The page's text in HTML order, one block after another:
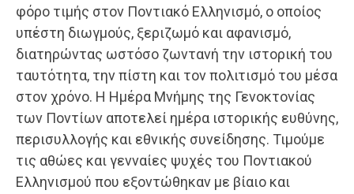
φόρο τιμής στον Ποντιακό Ελληνισμό, ο οποίος
υπέστη διωγμούς, ξεριζωμό και αφανισμό,
διατηρώντας ωστόσο ζωντανή την ιστορική του
ταυτότητα, την πίστη και τον πολιτισμό του μέσα
στον χρόνο. Η Ημέρα Μνήμης της Γενοκτονίας
των Ποντίων αποτελεί ημέρα ιστορικής ευθύνης,
περισυλλογής και εθνικής συνείδησης. Τιμούμε
τις αθώες και γενναίες ψυχές του Ποντιακού
Ελληνισμού που εξοντώθηκαν με βίαιο και